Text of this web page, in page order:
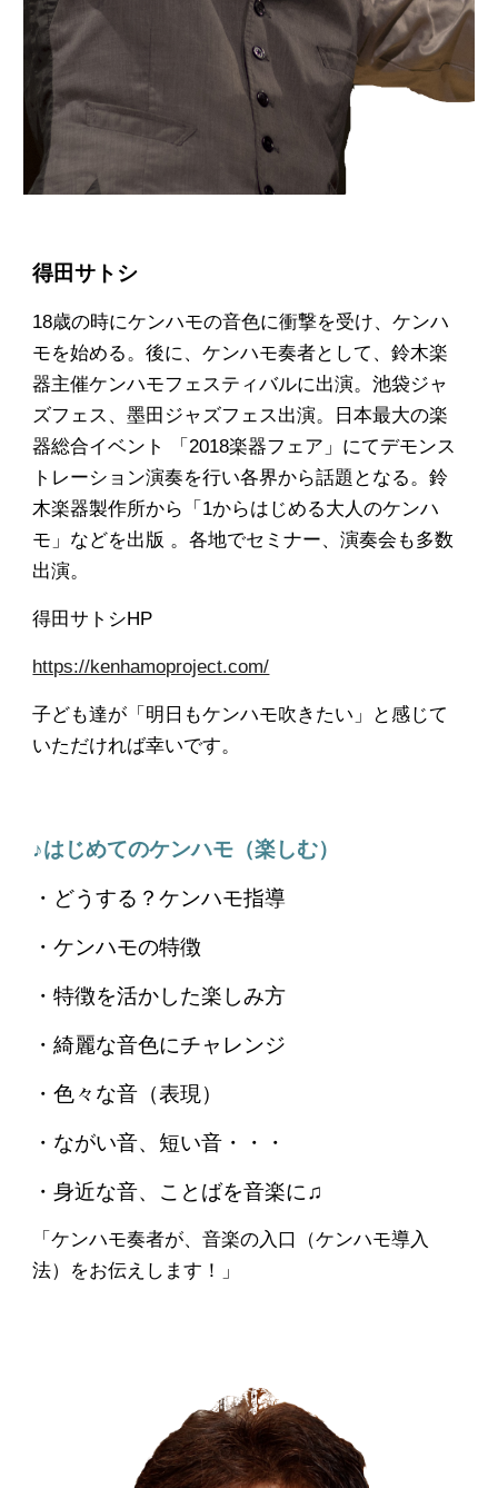
得田サトシ
18歳の時にケンハモの音色に衝撃を受け、ケンハ
モを始める。後に、ケンハモ奏者として、鈴木楽
器主催ケンハモフェスティバルに出演。池袋ジャ
ズフェス、墨田ジャズフェス出演。日本最大の楽
器総合イベント 「2018楽器フェア」にてデモンス
トレーション演奏を行い各界から話題となる。鈴
木楽器製作所から「1からはじめる大人のケンハ
モ」などを出版 。各地でセミナー、演奏会も多数
出演。
得田サトシHP
https://kenhamoproject.com/
子ども達が「明日もケンハモ吹きたい」と感じて
いただければ幸いです。
♪はじめてのケンハモ（楽しむ）
・どうする？ケンハモ指導
・ケンハモの特徴
・特徴を活かした楽しみ方
・綺麗な音色にチャレンジ
・色々な音（表現）
・ながい音、短い音・・・
・身近な音、ことばを音楽に♫
「ケンハモ奏者が、音楽の入口（ケンハモ導入
法）をお伝えします！」